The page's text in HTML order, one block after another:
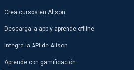
Crea cursos en Alison
Descarga la app y aprende offline
Integra la API de Alison
Aprende con gamificación